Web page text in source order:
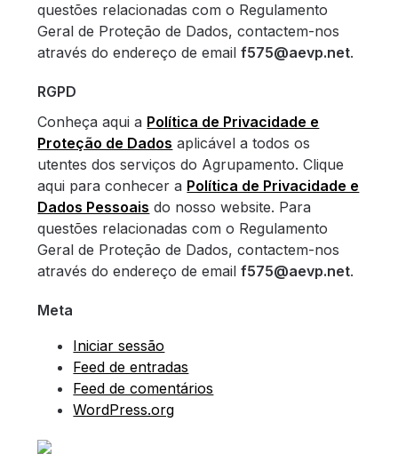
questões relacionadas com o Regulamento
Geral de Proteção de Dados, contactem-nos
através do endereço de emailf575@aevp.net.
RGPD
Conheça aqui a Política de Privacidade e
Proteção de Dados aplicável a todos os
utentes dos serviços do Agrupamento. Clique
aqui para conhecer a Política de Privacidade e
Dados Pessoais do nosso website. Para
questões relacionadas com o Regulamento
Geral de Proteção de Dados, contactem-nos
através do endereço de emailf575@aevp.net.
Meta
Iniciar sessão
Feed de entradas
Feed de comentários
WordPress.org